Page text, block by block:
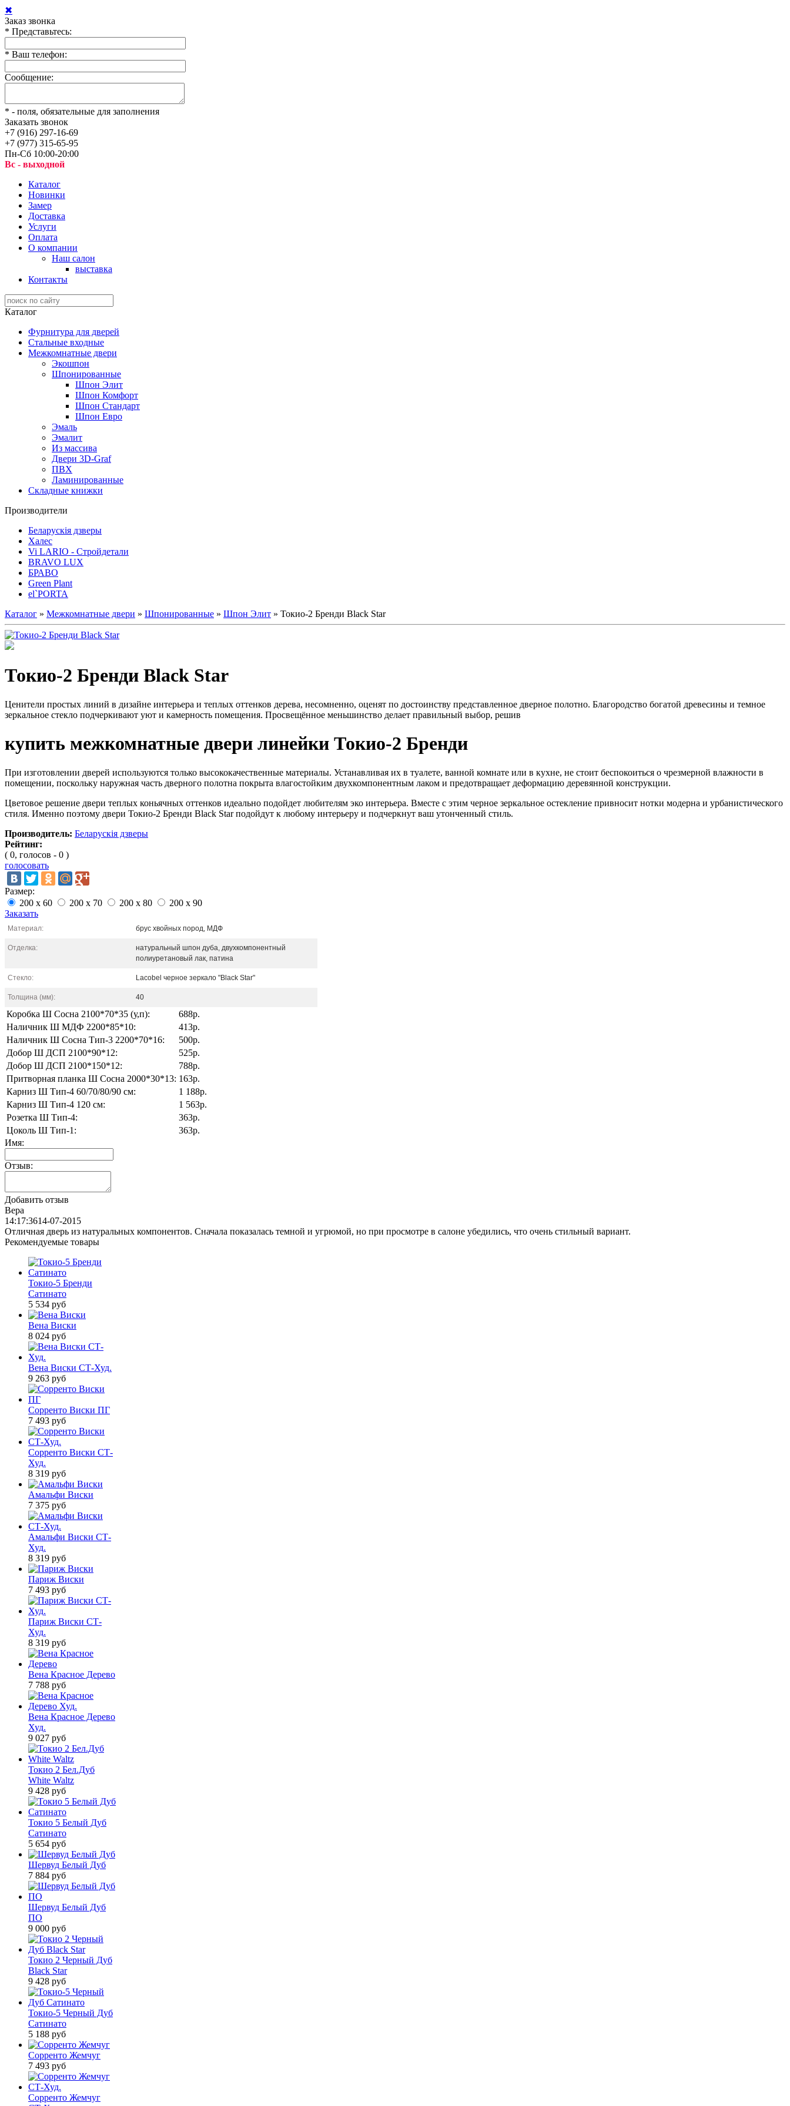
✖
Заказ звонка
* Представьтесь:
* Ваш телефон:
Сообщение:
* - поля, обязательные для заполнения
Заказать звонок
+7 (916) 297-16-69
+7 (977) 315-65-95
Пн-Сб 10:00-20:00
Вс - выходной
Каталог
Новинки
Замер
Доставка
Услуги
Оплата
О компании
Наш салон
выставка
Контакты
Каталог
Фурнитура для дверей
Стальные входные
Межкомнатные двери
Экошпон
Шпонированные
Шпон Элит
Шпон Комфорт
Шпон Стандарт
Шпон Евро
Эмаль
Эмалит
Из массива
Двери 3D-Graf
ПВХ
Ламинированные
Складные книжки
Производители
Беларускія дзверы
Халес
Vi LARIO - Стройдетали
BRAVO LUX
БРАВО
Green Plant
el`PORTA
Каталог » Межкомнатные двери » Шпонированные » Шпон Элит » Токио-2 Бренди Black Star
Токио-2 Бренди Black Star
Ценители простых линий в дизайне интерьера и теплых оттенков дерева, несомненно, оценят по достоинству представленное дверное полотно. Благородство богатой древесины и темное
зеркальное стекло подчеркивают уют и камерность помещения. Просвещённое меньшинство делает правильный выбор, решив
купить межкомнатные двери линейки Токио-2 Бренди
При изготовлении дверей используются только высококачественные материалы. Устанавливая их в туалете, ванной комнате или в кухне, не стоит беспокоиться о чрезмерной влажности в
помещении, поскольку наружная часть дверного полотна покрыта влагостойким двухкомпонентным лаком и предотвращает деформацию деревянной конструкции.
Цветовое решение двери теплых коньячных оттенков идеально подойдет любителям эко интерьера. Вместе с этим черное зеркальное остекление привносит нотки модерна и урбанистического
стиля. Именно поэтому двери Токио-2 Бренди Black Star подойдут к любому интерьеру и подчеркнут ваш утонченный стиль.
Производитель: Беларускія дзверы
Рейтинг:
( 0, голосов - 0 )
голосовать
Размер:
200 x 60
200 x 70 200 x 80
200 x 90
Заказать
Материал: брус хвойных пород, МДФ
Отделка:
натуральный шпон дуба, двухкомпонентный
полиуретановый лак, патина
Стекло: Lacobel черное зеркало "Black Star"
Толщина (мм): 40
Коробка Ш Сосна 2100*70*35 (у,п):
688р.
Наличник Ш МДФ 2200*85*10:
413р.
Наличник Ш Сосна Тип-3 2200*70*16:
500р.
Добор Ш ДСП 2100*90*12:
525р.
Добор Ш ДСП 2100*150*12:
788р.
Притворная планка Ш Сосна 2000*30*13: 163р.
Карниз Ш Тип-4 60/70/80/90 см:
1 188р.
Карниз Ш Тип-4 120 см:
1 563р.
Розетка Ш Тип-4:
363р.
Цоколь Ш Тип-1:
363р.
Имя:
Отзыв:
Добавить отзыв
Вера
14:17:3614-07-2015
Отличная дверь из натуральных компонентов. Сначала показалась темной и угрюмой, но при просмотре в салоне убедились, что очень стильный вариант.
Рекомендуемые товары
Токио-5 Бренди
Сатинато
5 534 руб
Вена Виски
8 024 руб
Вена Виски СТ-Худ.
9 263 руб
Сорренто Виски ПГ
7 493 руб
Сорренто Виски СТ-
Худ.
8 319 руб
Амальфи Виски
7 375 руб
Амальфи Виски СТ-
Худ.
8 319 руб
Париж Виски
7 493 руб
Париж Виски СТ-
Худ.
8 319 руб
Вена Красное Дерево
7 788 руб
Вена Красное Дерево
Худ.
9 027 руб
Токио 2 Бел.Дуб
White Waltz
9 428 руб
Токио 5 Белый Дуб
Сатинато
5 654 руб
Шервуд Белый Дуб
7 884 руб
Шервуд Белый Дуб
ПО
9 000 руб
Токио 2 Черный Дуб
Black Star
9 428 руб
Токио-5 Черный Дуб
Сатинато
5 188 руб
Сорренто Жемчуг
7 493 руб
Сорренто Жемчуг